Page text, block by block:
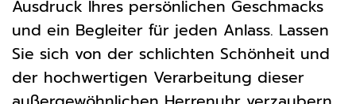
Ausdruck Ihres persönlichen Geschmacks
und ein Begleiter für jeden Anlass. Lassen
Sie sich von der schlichten Schönheit und
der hochwertigen Verarbeitung dieser